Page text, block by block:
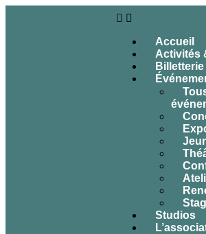
Accueil
Activités
Billetterie
Studios